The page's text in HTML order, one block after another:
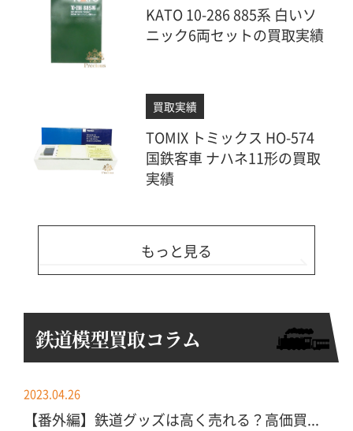
KATO 10-286 885系 白いソ
ニック6両セットの買取実績
TOMIX トミックス HO-574
国鉄客車 ナハネ11形の買取
実績
買取実績
もっと見る
鉄道模型買取コラム
2023.04.26
【番外編】鉄道グッズは高く売れる？高価買...